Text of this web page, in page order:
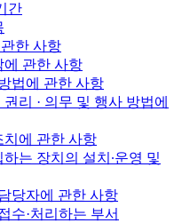
간
한 사항
에 관한 사항
법에 관한 사항
리 · 의무 및 행사 방법에
치에 관한 사항
는 장치의 설치∙운영 및
당자에 관한 사항
수·처리하는 부서